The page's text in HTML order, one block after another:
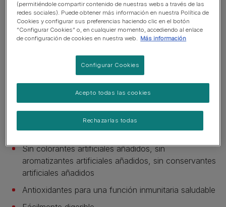
PURINA® ONE® Adulto perro Pollo y
Cordero
Nutrición avanzada adaptada a las necesidades de
Para perros de razas pequeñas +1 año
Sin colorantes artificiales añadidos, sin
aromatizantes artificiales añadidos, sin conservantes
artificiales añadidos
Antioxidantes para una función inmunitaria saludable
(permitiéndole compartir contenido de nuestras webs a través de las
redes sociales). Puede obtener más información en nuestra Política de
Cookies y configurar sus preferencias haciendo clic en el botón
“Configurar Cookies” o, en cualquier momento, accediendo al enlace
de configuración de cookies en nuestra web. Más información
Configurar Cookies
Rechazarlas todas
Acepto todas las cookies